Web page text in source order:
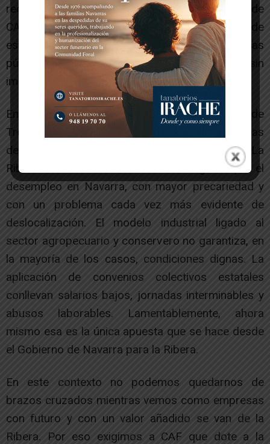
reciente cierre de Gamesa Aoiz o el anuncio de
CAF pone en evidencia la falta de escrúpulos de
estas multinacionales que se benefician de ayudas
públicas para luego despedir a sus plantillas sin
importarle el futuro de sus familias.
En caso de que se materializase el cierre de
Trenasa más de 100 trabajadores y trabajadoras
de la Ribera perderían su puesto de trabajo. La
Ribera es una de las zonas más castigadas por el
desempleo en Navarra, con mayor precariedad y
con un problema cada vez más evidente de
deslocalización. El modelo industrial ligado al
sector agropecuario y conservero no garantiza, en
la mayoría de los casos, condiciones dignas. La
aplicación de convenios colectivos estatales
conllevan salarios bajos, jornadas interminables y
abusos laborables. Lamentablemente, ahora
mismo esa es la única apuesta que se hace desde
el Gobierno de Navarra para la Ribera.
En este contexto no podemos quedarnos de
brazos cruzados mientras vemos como empresas
con futuro y con un valor añadido se van de la
Ribera. Por eso exigimos a CAF que dote a la